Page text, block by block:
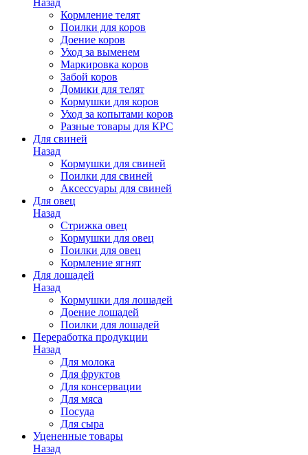
Назад
Кормление телят
Поилки для коров
Доение коров
Уход за выменем
Маркировка коров
Забой коров
Домики для телят
Кормушки для коров
Уход за копытами коров
Разные товары для КРС
Для свиней
Назад
Кормушки для свиней
Поилки для свиней
Аксессуары для свиней
Для овец
Назад
Стрижка овец
Кормушки для овец
Поилки для овец
Кормление ягнят
Для лошадей
Назад
Кормушки для лошадей
Доение лошадей
Поилки для лошадей
Переработка продукции
Назад
Для молока
Для фруктов
Для консервации
Для мяса
Посуда
Для сыра
Уцененные товары
Назад